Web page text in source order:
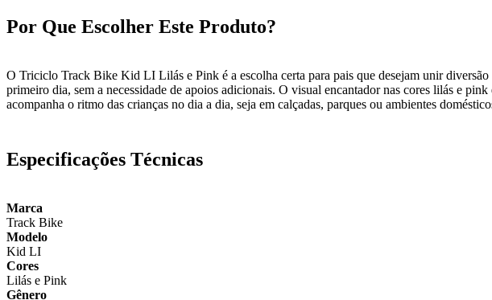
Por Que Escolher Este Produto?
O Triciclo Track Bike Kid LI Lilás e Pink é a escolha certa para pais que desejam unir diversão
primeiro dia, sem a necessidade de apoios adicionais. O visual encantador nas cores lilás e
acompanha o ritmo das crianças no dia a dia, seja em calçadas, parques ou ambientes
Especificações Técnicas
Marca
Track Bike
Modelo
Kid LI
Cores
Lilás e Pink
Gênero